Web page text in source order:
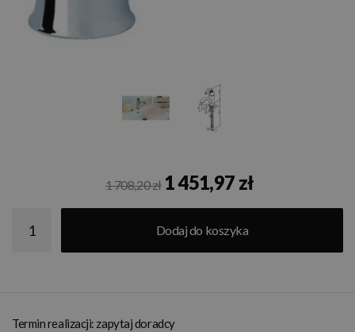
1 708,20 zł 1 451,97 zł
Dodaj do koszyka
Termin realizacji: zapytaj doradcy